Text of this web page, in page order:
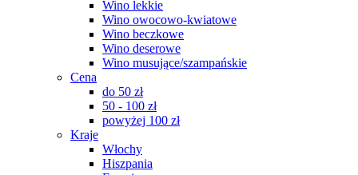
Wino lekkie
Wino owocowo-kwiatowe
Wino beczkowe
Wino deserowe
Wino musujące/szampańskie
Cena
do 50 zł
50 - 100 zł
powyżej 100 zł
Kraje
Włochy
Hiszpania